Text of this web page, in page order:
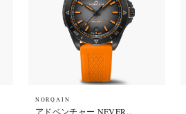
NORQAIN
アドベンチャー NEVER...